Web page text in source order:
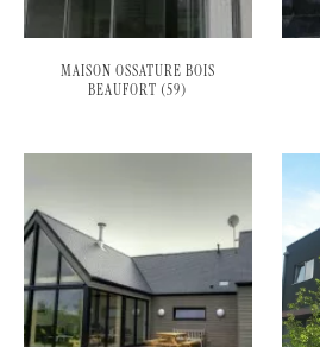
MAISON OSSATURE BOIS
BEAUFORT (59)